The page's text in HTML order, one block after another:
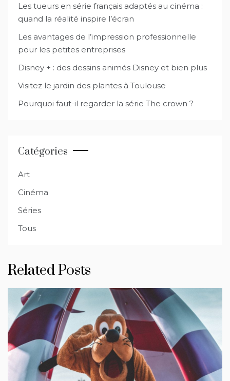
Les tueurs en série français adaptés au cinéma :
quand la réalité inspire l’écran
Les avantages de l’impression professionnelle
pour les petites entreprises
Disney + : des dessins animés Disney et bien plus
Visitez le jardin des plantes à Toulouse
Pourquoi faut-il regarder la série The crown ?
Catégories
Art
Cinéma
Séries
Tous
Related Posts